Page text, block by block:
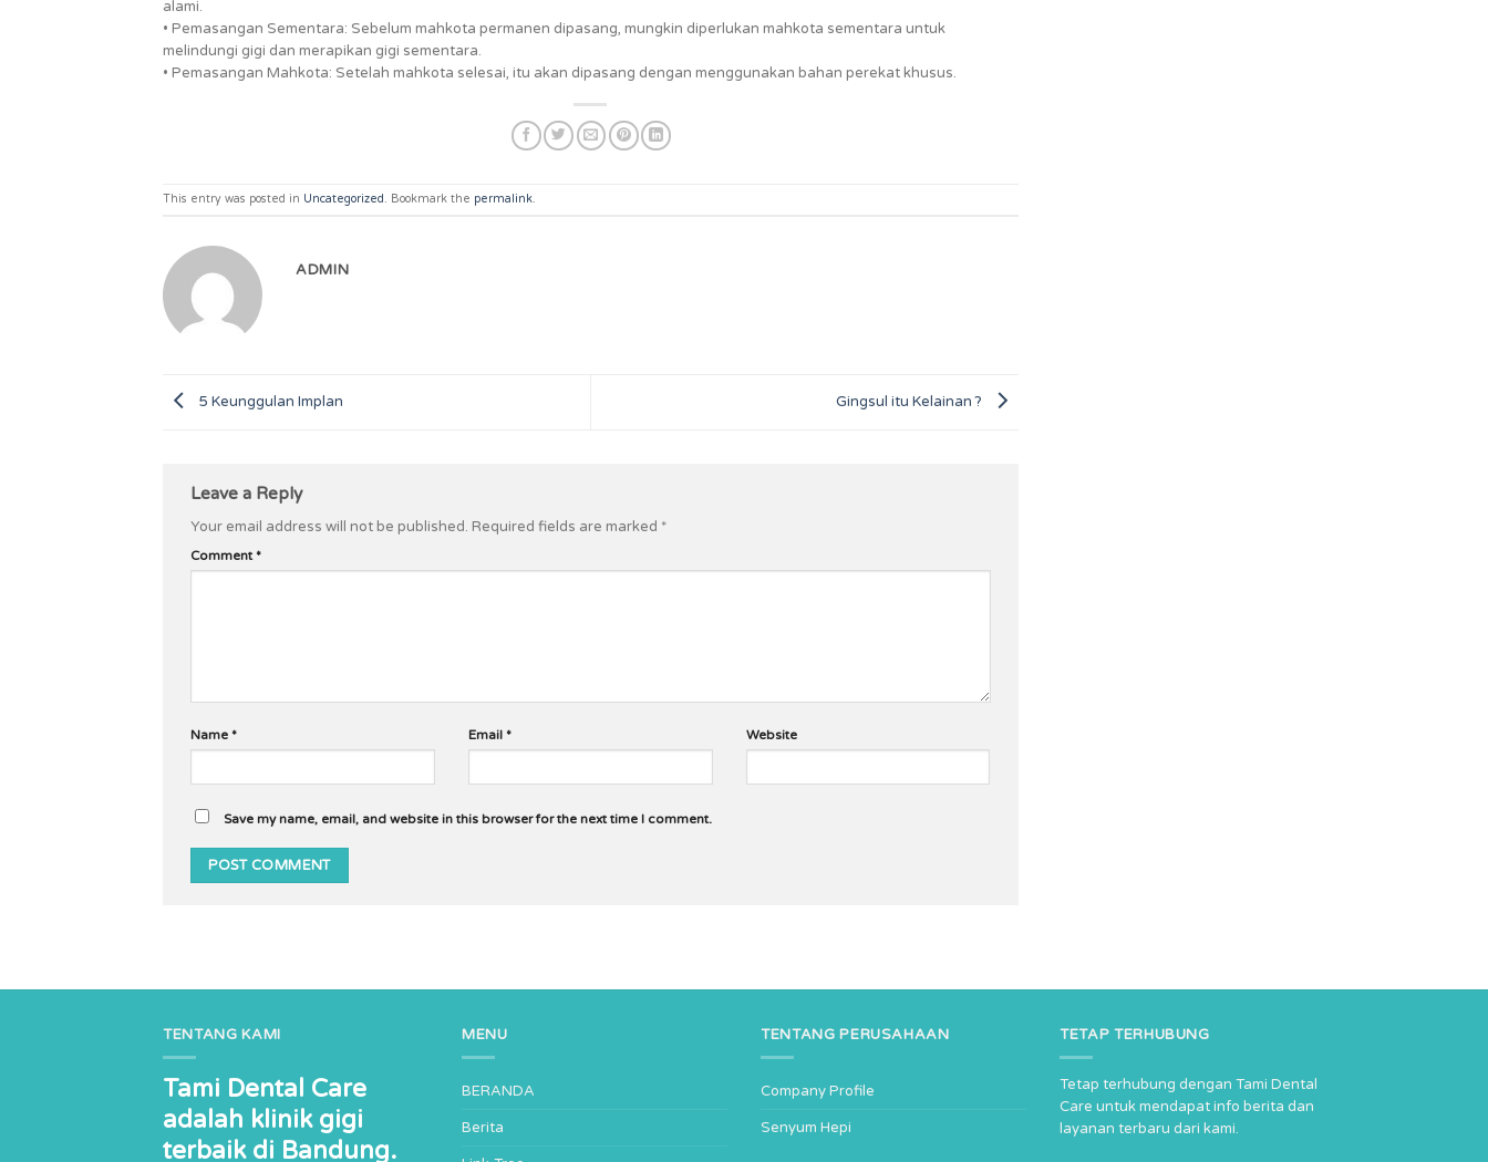
alami.
• Pemasangan Sementara: Sebelum mahkota permanen dipasang, mungkin diperlukan mahkota sementara untuk
melindungi gigi dan merapikan gigi sementara.
• Pemasangan Mahkota: Setelah mahkota selesai, itu akan dipasang dengan menggunakan bahan perekat khusus.
This entry was posted in Uncategorized. Bookmark the permalink.
ADMIN
5 Keunggulan Implan Gingsul itu Kelainan ?
Leave a Reply
Your email address will not be published. Required fields are marked *
Comment *
Name * Email * Website
Save my name, email, and website in this browser for the next time I comment.
TENTANG KAMI
Tami Dental Care
adalah klinik gigi
terbaik di Bandung.
MENU
BERANDA
Berita
TENTANG PERUSAHAAN
Company Profile
Senyum Hepi
TETAP TERHUBUNG
Tetap terhubung dengan Tami Dental
Care untuk mendapat info berita dan
layanan terbaru dari kami.